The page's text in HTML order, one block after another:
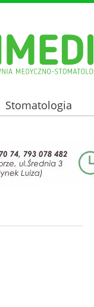
Stomatologia